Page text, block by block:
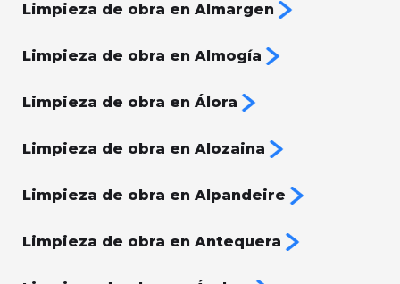
Limpieza de obra en Almargen
Limpieza de obra en Almogía
Limpieza de obra en Álora
Limpieza de obra en Alozaina
Limpieza de obra en Alpandeire
Limpieza de obra en Antequera